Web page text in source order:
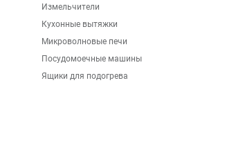
Измельчители
Кухонные вытяжки
Микроволновые печи
Посудомоечные машины
Ящики для подогрева